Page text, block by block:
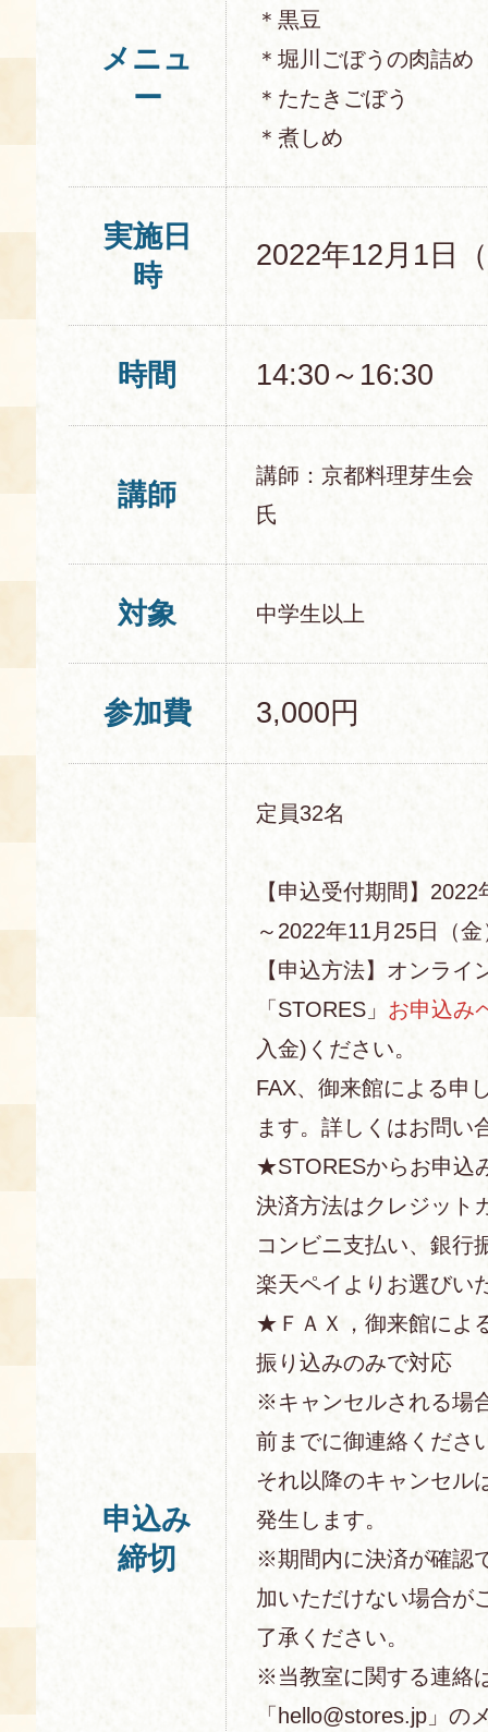
メニュ
ー
＊黒豆
＊堀川ごぼうの肉詰め
＊たたきごぼう
＊煮しめ
実施日
時
2022年12月1日
時間 14:30～16:30
講師
講師：京都料理芽生
氏
対象 中学生以上
参加費 3,000円
申込み
締切
定員32名
【申込受付期間】
～2022年11月25日（
【申込方法】オンライ
「STORES」 お申込み
入金)ください。
FAX、御来館による申
ます。詳しくはお問い
★STORESからお申込
決済方法はクレジット
コンビニ支払い、銀行
楽天ペイよりお選びい
★ＦＡＸ，御来館によ
振り込みのみで対応
※キャンセルされる場
前までに御連絡くださ
それ以降のキャンセル
発生します。
※期間内に決済が確認
加いただけない場合が
了承ください。
※当教室に関する連絡
「hello@stores.jp」の